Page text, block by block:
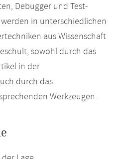
Debugger und Test-
in unterschiedlichen
aus Wissenschaft
sowohl durch das
in der
durch das
Werkzeugen.